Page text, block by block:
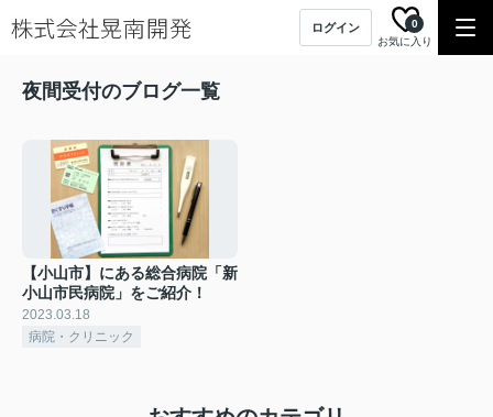
ログイン
お気に入り
0
夜間受付のブログ一覧
【小山市】にある総合病院「新
小山市民病院」をご紹介！
2023.03.18
病院・クリニック